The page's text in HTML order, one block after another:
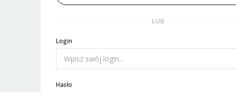
LUB
Login
Hasło